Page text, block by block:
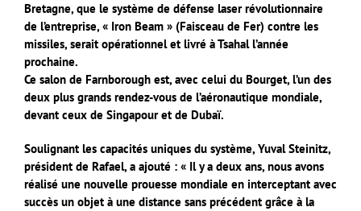
Bretagne, que le système de défense laser révolutionnaire
de l’entreprise, « Iron Beam » (Faisceau de Fer) contre les
missiles, serait opérationnel et livré à Tsahal l’année
prochaine.
Ce salon de Farnborough est, avec celui du Bourget, l’un des
deux plus grands rendez-vous de l’aéronautique mondiale,
devant ceux de Singapour et de Dubaï.
Soulignant les capacités uniques du système, Yuval Steinitz,
président de Rafael, a ajouté : « Il y a deux ans, nous avons
réalisé une nouvelle prouesse mondiale en interceptant avec
succès un objet à une distance sans précédent grâce à la